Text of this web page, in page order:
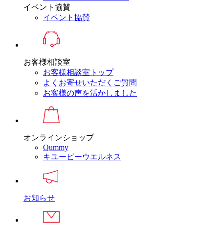
イベント協賛
イベント協賛
お客様相談室
お客様相談室トップ
よくお寄せいただくご質問
お客様の声を活かしました
オンラインショップ
Qummy
キユーピーウエルネス
お知らせ